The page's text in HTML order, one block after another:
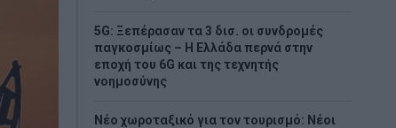
5G: Ξεπέρασαν τα 3 δισ. οι συνδρομές
παγκοσμίως – Η Ελλάδα περνά στην
εποχή του 6G και της τεχνητής
νοημοσύνης
Νέο χωροταξικό για τον τουρισμό: Νέοι